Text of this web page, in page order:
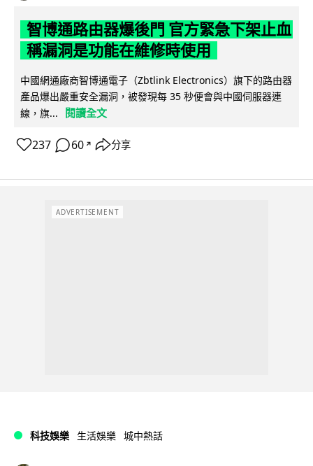
智博通路由器爆後門 官方緊急下架止血
稱漏洞是功能在維修時使用
中國網通廠商智博通電子（Zbtlink Electronics）旗下的路由器
產品爆出嚴重安全漏洞，被發現每 35 秒便會與中國伺服器連
線，旗...
閱讀全文
237 60 ↗ 分享
ADVERTISEMENT
科技娛樂 生活娛樂 城中熱話